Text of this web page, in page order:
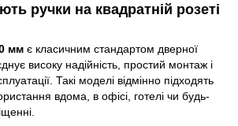
ручки на квадратній розеті
мм є класичним стандартом дверної
високу надійність, простий монтаж і
Такі моделі відмінно підходять
вдома, в офісі, готелі чи будь-